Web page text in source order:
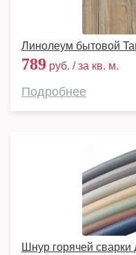
Линолеум бытовой
789 руб. / за кв. м.
Подробнее
Шнур горячей